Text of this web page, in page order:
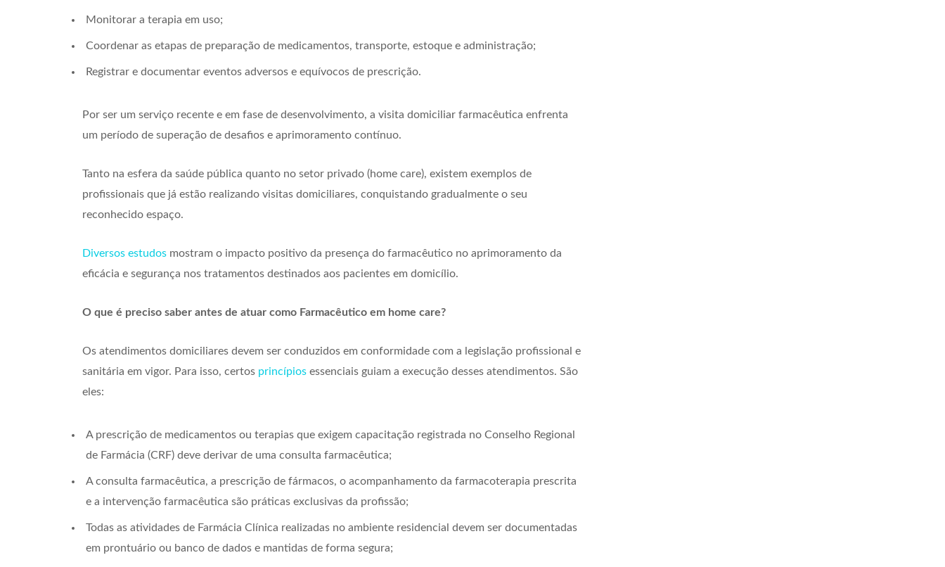
Monitorar a terapia em uso;
Coordenar as etapas de preparação de medicamentos, transporte, estoque e administração;
Registrar e documentar eventos adversos e equívocos de prescrição.
Por ser um serviço recente e em fase de desenvolvimento, a visita domiciliar farmacêutica enfrenta
um período de superação de desafios e aprimoramento contínuo.
Tanto na esfera da saúde pública quanto no setor privado (home care), existem exemplos de
profissionais que já estão realizando visitas domiciliares, conquistando gradualmente o seu
reconhecido espaço.
Diversos estudosmostram o impacto positivo da presença do farmacêutico no aprimoramento da
eficácia e segurança nos tratamentos destinados aos pacientes em domicílio.
O que é preciso saber antes de atuar como Farmacêutico em home care?
Os atendimentos domiciliares devem ser conduzidos em conformidade com a legislação profissional e
sanitária em vigor. Para isso, certosprincípiosessenciais guiam a execução desses atendimentos. São
eles:
A prescrição de medicamentos ou terapias que exigem capacitação registrada no Conselho Regional
de Farmácia (CRF) deve derivar de uma consulta farmacêutica;
A consulta farmacêutica, a prescrição de fármacos, o acompanhamento da farmacoterapia prescrita
e a intervenção farmacêutica são práticas exclusivas da profissão;
Todas as atividades de Farmácia Clínica realizadas no ambiente residencial devem ser documentadas
em prontuário ou banco de dados e mantidas de forma segura;